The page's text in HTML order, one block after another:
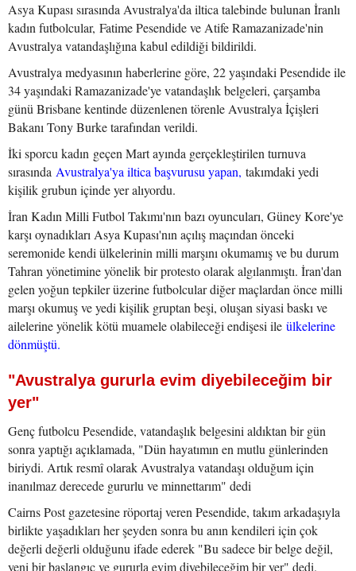
Asya Kupası sırasında Avustralya'da iltica talebinde bulunan İranlı
kadın futbolcular, Fatime Pesendide ve Atife Ramazanizade'nin
Avustralya vatandaşlığına kabul edildiği bildirildi.
Avustralya medyasının haberlerine göre, 22 yaşındaki Pesendide ile
34 yaşındaki Ramazanizade'ye vatandaşlık belgeleri, çarşamba
günü Brisbane kentinde düzenlenen törenle Avustralya İçişleri
Bakanı Tony Burke tarafından verildi.
İki sporcu kadın geçen Mart ayında gerçekleştirilen turnuva
sırasında Avustralya'ya iltica başvurusu yapan, takımdaki yedi
kişilik grubun içinde yer alıyordu.
İran Kadın Milli Futbol Takımı'nın bazı oyuncuları, Güney Kore'ye
karşı oynadıkları Asya Kupası'nın açılış maçından önceki
seremonide kendi ülkelerinin milli marşını okumamış ve bu durum
Tahran yönetimine yönelik bir protesto olarak algılanmıştı. İran'dan
gelen yoğun tepkiler üzerine futbolcular diğer maçlardan önce milli
marşı okumuş ve yedi kişilik gruptan beşi, oluşan siyasi baskı ve
ailelerine yönelik kötü muamele olabileceği endişesi ile ülkelerine
dönmüştü.
"Avustralya gururla evim diyebileceğim bir
yer"
Genç futbolcu Pesendide, vatandaşlık belgesini aldıktan bir gün
sonra yaptığı açıklamada, "Dün hayatımın en mutlu günlerinden
biriydi. Artık resmî olarak Avustralya vatandaşı olduğum için
inanılmaz derecede gururlu ve minnettarım" dedi
Cairns Post gazetesine röportaj veren Pesendide, takım arkadaşıyla
birlikte yaşadıkları her şeyden sonra bu anın kendileri için çok
değerli değerli olduğunu ifade ederek "Bu sadece bir belge değil,
yeni bir başlangıç ve gururla evim diyebileceğim bir yer" dedi.